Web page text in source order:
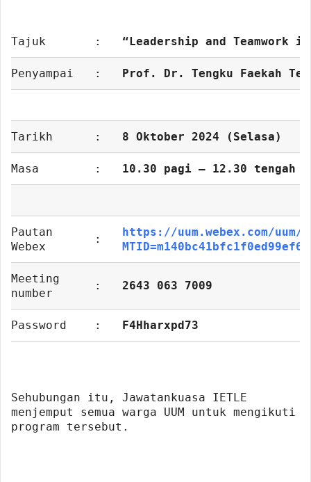
Tajuk : “Leadership and Teamwork
Penyampai : Prof. Dr. Tengku Faekah
Tarikh : 8 Oktober 2024 (Selasa)
Masa : 10.30 pagi – 12.30 tengah
Pautan
Webex
:
https://uum.webex.com/uum/
Meeting
number
: 2643 063 7009
Password : F4Hharxpd73
Sehubungan itu, Jawatankuasa IETLE
menjemput semua warga UUM untuk mengikuti
program tersebut.